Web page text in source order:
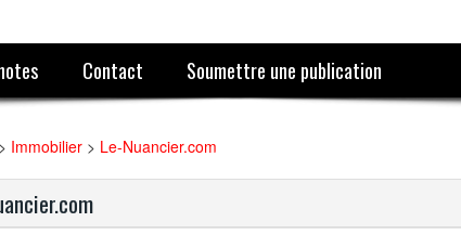
Contact Soumettre une publication
> Immobilier > Le-Nuancier.com